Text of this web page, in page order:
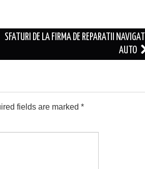
SFATURI DE LA FIRMA DE REPARATII NAVIGATII
AUTO
fields are marked *